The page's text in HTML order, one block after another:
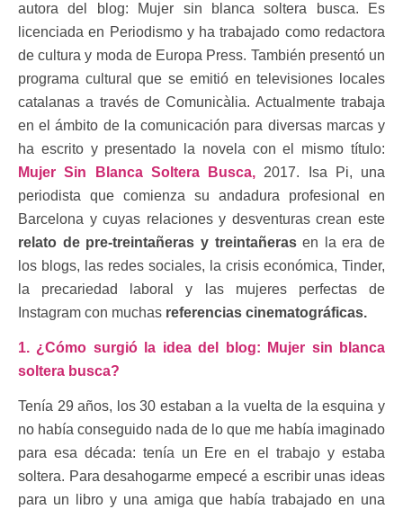
autora del blog: Mujer sin blanca soltera busca. Es
licenciada en Periodismo y ha trabajado como redactora
de cultura y moda de Europa Press. También presentó un
programa cultural que se emitió en televisiones locales
catalanas a través de Comunicàlia. Actualmente trabaja
en el ámbito de la comunicación para diversas marcas y
ha escrito y presentado la novela con el mismo título:
Mujer Sin Blanca Soltera Busca, 2017. Isa Pi, una
periodista que comienza su andadura profesional en
Barcelona y cuyas relaciones y desventuras crean este
relato de pre-treintañeras y treintañerasen la era de
los blogs, las redes sociales, la crisis económica, Tinder,
la precariedad laboral y las mujeres perfectas de
Instagram con muchas referencias cinematográficas.
1. ¿Cómo surgió la idea del blog: Mujer sin blanca
soltera busca?
Tenía 29 años, los 30 estaban a la vuelta de la esquina y
no había conseguido nada de lo que me había imaginado
para esa década: tenía un Ere en el trabajo y estaba
soltera. Para desahogarme empecé a escribir unas ideas
para un libro y una amiga que había trabajado en una